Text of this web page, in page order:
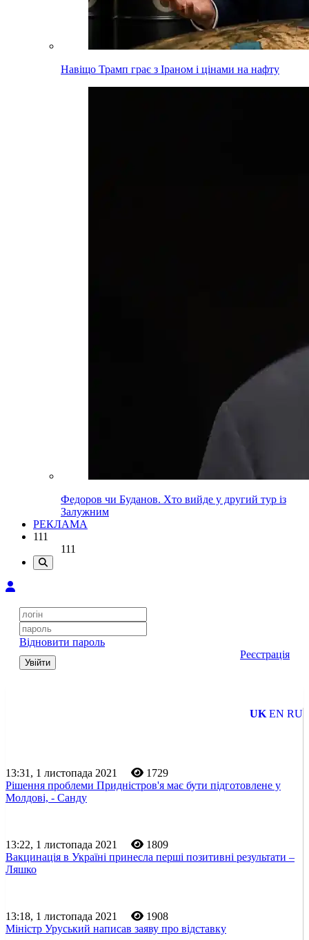
Навіщо Трамп грає з Іраном і цінами на нафту
Федоров чи Буданов. Хто вийде у другий тур із
Залужним
РЕКЛАМА
111
111
Відновити пароль
Увійти
Реєстрація
UK EN RU
13:31, 1 листопада 2021
1729
Рішення проблеми Придністров'я має бути підготовлене у
Молдові, - Санду
13:22, 1 листопада 2021
1809
Вакцинація в Україні принесла перші позитивні результати –
Ляшко
13:18, 1 листопада 2021
1908
Міністр Уруський написав заяву про відставку